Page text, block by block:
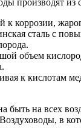
производят из
к коррозии,
сталь с
объем
к кислотам
быть на всех
в